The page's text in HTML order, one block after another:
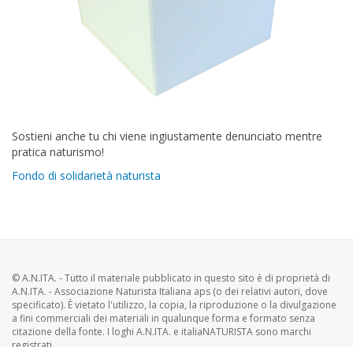
Sostieni anche tu chi viene ingiustamente denunciato mentre
pratica naturismo!
Fondo di solidarietà naturista
© A.N.ITA. - Tutto il materiale pubblicato in questo sito è di proprietà di
A.N.ITA. - Associazione Naturista Italiana aps (o dei relativi autori, dove
specificato). È vietato l'utilizzo, la copia, la riproduzione o la divulgazione
a fini commerciali dei materiali in qualunque forma e formato senza
citazione della fonte. I loghi A.N.ITA. e italiaNATURISTA sono marchi